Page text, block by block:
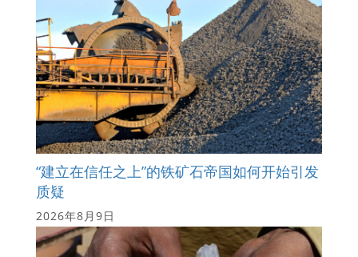
“建立在信任之上”的铁矿石帝国如何开始引发
质疑
2026年8月9日